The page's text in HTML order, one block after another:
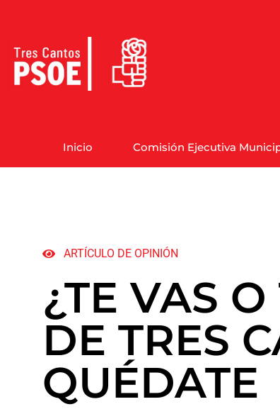
Inicio Comisión Ejecutiva
ARTÍCULO DE OPINIÓN
¿TE VAS
DE TRES
QUÉDATE